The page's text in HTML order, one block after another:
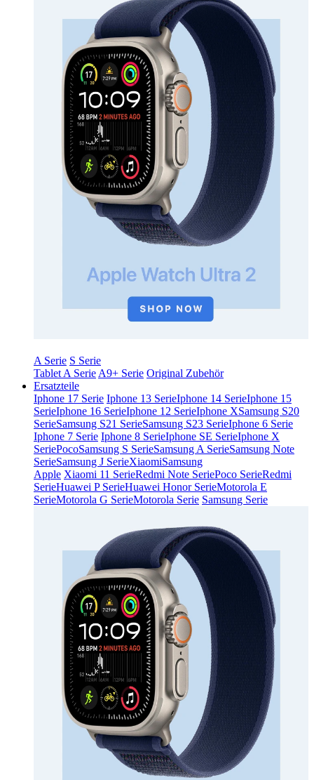
A Serie S Serie
Tablet A Serie A9+ Serie Original Zubehör
Ersatzteile
Iphone 17 Serie Iphone 13 SerieIphone 14 SerieIphone 15
SerieIphone 16 SerieIphone 12 SerieIphone XSamsung S20
SerieSamsung S21 SerieSamsung S23 SerieIphone 6 Serie
Iphone 7 Serie Iphone 8 SerieIphone SE SerieIphone X
SeriePocoSamsung S SerieSamsung A SerieSamsung Note
SerieSamsung J SerieXiaomiSamsung
Apple Xiaomi 11 SerieRedmi Note SeriePoco SerieRedmi
SerieHuawei P SerieHuawei Honor SerieMotorola E
SerieMotorola G SerieMotorola Serie Samsung Serie